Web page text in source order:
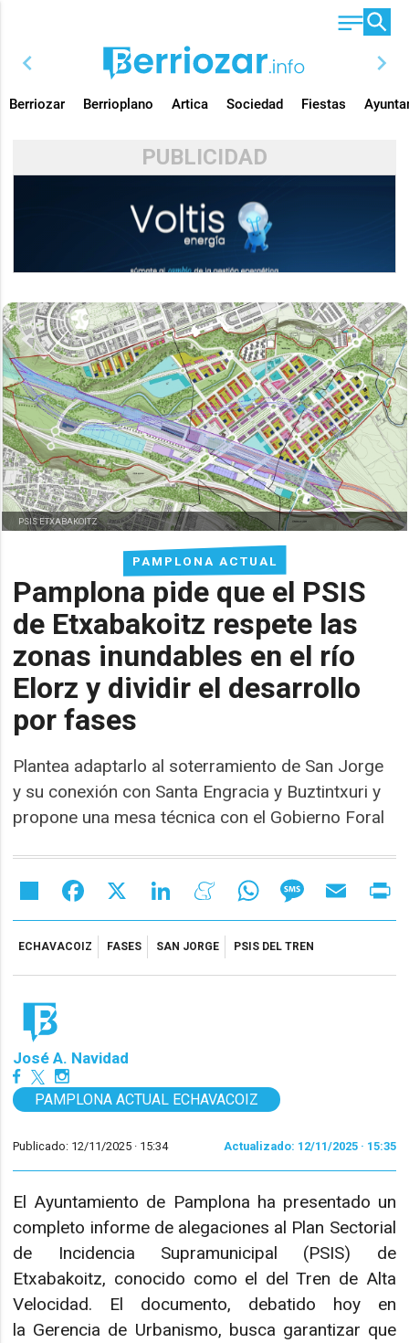
chevron_left chevron_right
Berriozar Berrioplano Artica Sociedad Fiestas
PUBLICIDAD
PAMPLONA ACTUAL
Pamplona pide que el PSIS
de Etxabakoitz respete las
zonas inundables en el río
Elorz y dividir el desarrollo
por fases
Plantea adaptarlo al soterramiento de San Jorge
y su conexión con Santa Engracia y Buztintxuri y
propone una mesa técnica con el Gobierno Foral
PSIS ETXABAKOITZ
Share Facebook LinkedIn MeneameWhatsAppMessageEmail
ECHAVACOIZ FASES SAN JORGE PSIS DEL TREN
José A. Navidad
PAMPLONA ACTUAL ECHAVACOIZ
Publicado: 12/11/2025 · 15:34 Actualizado: 12/11/2025 · 15:35
El Ayuntamiento de Pamplona ha presentado un
completo informe de alegaciones al Plan Sectorial
de Incidencia Supramunicipal (PSIS) de
Etxabakoitz, conocido como el del Tren de Alta
Velocidad. El documento, debatido hoy en
la Gerencia de Urbanismo, busca garantizar que